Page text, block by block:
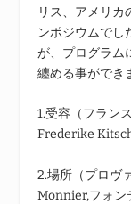
リス、アメリカ
ンポジウムでし
が、プログラム
纏める事ができ
1.受容（フラン
Frederike
2.場所（プロヴ
Monnier,フォン